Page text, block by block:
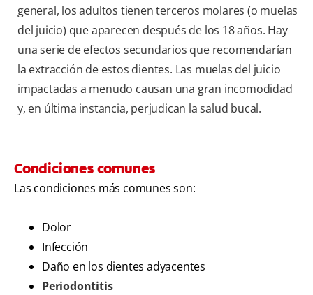
general, los adultos tienen terceros molares (o muelas
del juicio) que aparecen después de los 18 años. Hay
una serie de efectos secundarios que recomendarían
la extracción de estos dientes. Las muelas del juicio
impactadas a menudo causan una gran incomodidad
y, en última instancia, perjudican la salud bucal.
Condiciones comunes
Las condiciones más comunes son:
Dolor
Infección
Daño en los dientes adyacentes
Periodontitis